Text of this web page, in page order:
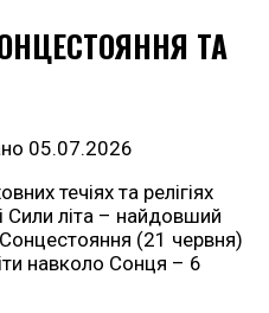
ТА
05.07.2026
течіях та релігіях
Сили літа – найдовший
(21 червня)
навколо Сонця – 6